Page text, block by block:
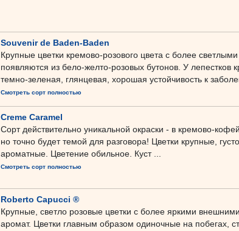
Souvenir de Baden-Baden
Крупные цветки кремово-розового цвета с более
появляются из бело-желто-розовых бутонов. У лепестков
темно-зеленая, глянцевая, хорошая устойчивость к
Смотреть сорт полностью
Creme Caramel
Сорт действительно уникальной окраски - в кремово-
но точно будет темой для разговора! Цветки крупные,
ароматные. Цветение обильное. Куст ...
Смотреть сорт полностью
Roberto Capucci ®
Крупные, светло розовые цветки с более яркими
аромат. Цветки главным образом одиночные на побегах,